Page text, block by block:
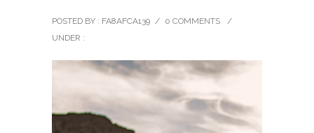
POSTED BY : FA8AFCA139 / 0 COMMENTS
/
UNDER :